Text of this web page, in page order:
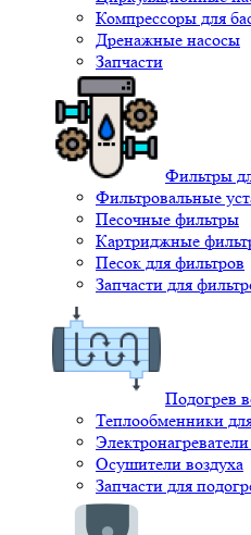
Компрессоры для
Дренажные насосы
Запчасти
Фильтры
Фильтровальные
Песочные фильтры
Картриджные
Песок для фильтров
Запчасти для
Подогрев
Теплообменники
Осушители воздуха
Запчасти для